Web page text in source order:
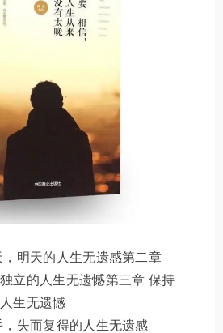
明天的人生无遗感第二章
立的人生无遗憾第三章 保持
生无遗憾
失而复得的人生无遗感